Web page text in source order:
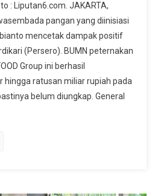
Catat
Laba
Ratusan
Miliar,
Bukti
Nyata
Ketahanan
: Liputan6.com. JAKARTA,
pangan yang diinisiasi
mencetak dampak positif
(Persero). BUMN peternakan
Group ini berhasil
ratusan miliar rupiah pada
belum diungkap. General